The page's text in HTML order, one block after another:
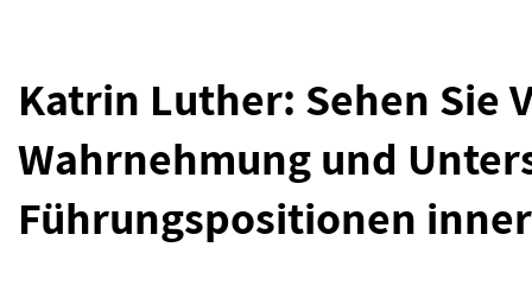
Katrin Luther: Sehen Sie
Wahrnehmung und
Führungspositionen